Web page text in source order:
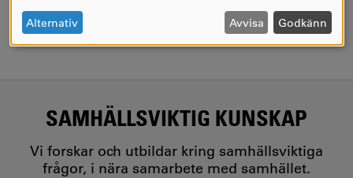
SAMHÄLLSVIKTIG KUNSKAP
Vi forskar och utbildar kring samhällsviktiga
frågor, i nära samarbete med samhället.
OCH
COOKIES
Alternativ Avvisa Godkänn